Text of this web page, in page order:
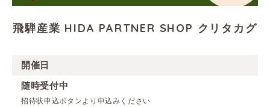
飛騨産業 HIDA PARTNER SHOP クリタカグ
開催日
随時受付中
招待状申込ボタンより申込みください